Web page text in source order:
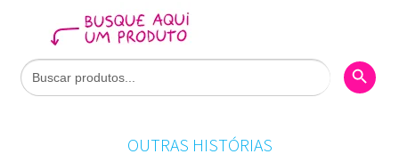
Search
for:
Search
OUTRAS HISTÓRIAS